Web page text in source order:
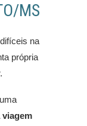
MS
na
própria
viagem